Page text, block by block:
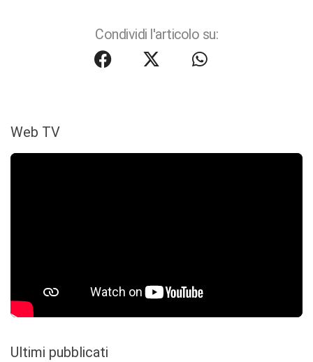
Condividi l'articolo su:
Web TV
Ultimi pubblicati